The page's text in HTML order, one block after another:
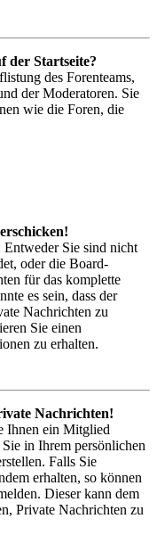
der Startseite?
des Forenteams,
der Moderatoren. Sie
wie die Foren, die
Sie sind nicht
oder die Board-
für das komplette
es sein, dass der
Nachrichten zu
Sie einen
zu erhalten.
Nachrichten!
Ihnen ein Mitglied
in Ihrem persönlichen
Falls Sie
erhalten, so können
Dieser kann dem
Private Nachrichten zu